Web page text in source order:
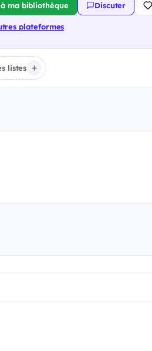
ma bibliothèque Discuter
plateformes
listes